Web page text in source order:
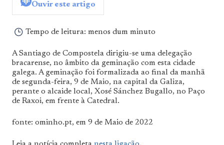
Ouvir este artigo
Tempo de leitura: menos dum minuto
A Santiago de Compostela dirigiu-se uma delegação
bracarense, no âmbito da geminação com esta cidade
galega. A geminação foi formalizada ao final da manhã
de segunda-feira, 9 de Maio, na capital da Galiza,
perante o alcaide local, Xosé Sánchez Bugallo, no Paço
de Raxoi, em frente à Catedral.
fonte: ominho.pt, em 9 de Maio de 2022